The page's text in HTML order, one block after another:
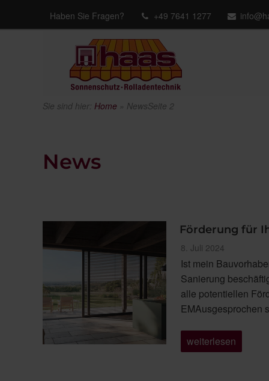
Haben Sie Fragen? +49 7641 1277
Sie sind hier: Home » NewsSeite 2
News
Förderung für
Veröffentlicht
am
8. Juli 2024
Ist mein
Sanierung
alle potentiellen
EMAusgesprochen
„Förderung
für
weiterlesen